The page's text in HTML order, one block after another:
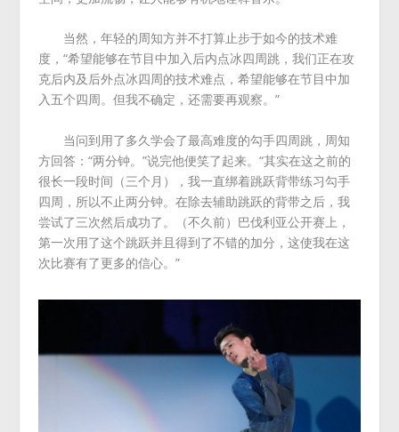
当然，年轻的周知方并不打算止步于如今的技术难
度，“希望能够在节目中加入后内点冰四周跳，我们正在攻
克后内及后外点冰四周的技术难点，希望能够在节目中加
入五个四周。但我不确定，还需要再观察。”
当问到用了多久学会了最高难度的勾手四周跳，周知
方回答：“两分钟。”说完他便笑了起来。“其实在这之前的
很长一段时间（三个月），我一直绑着跳跃背带练习勾手
四周，所以不止两分钟。在除去辅助跳跃的背带之后，我
尝试了三次然后成功了。（不久前）巴伐利亚公开赛上，
第一次用了这个跳跃并且得到了不错的加分，这使我在这
次比赛有了更多的信心。”